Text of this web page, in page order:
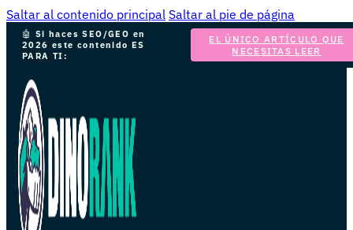
Saltar al contenido principal Saltar al pie de página
🤖 Si haces SEO/GEO en
2026 este contenido ES
PARA TI:
EL ÚNICO ARTÍCULO QUE
NECESITAS LEER